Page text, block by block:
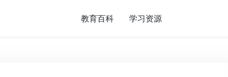
教育百科 学习资源